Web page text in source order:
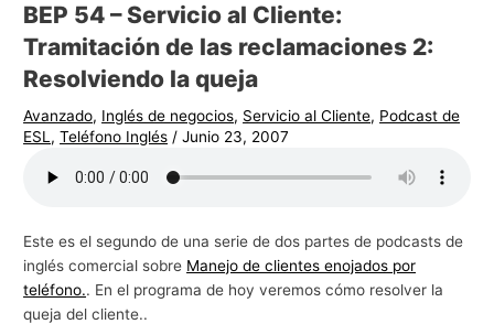
BEP 54 – Servicio al Cliente:
Tramitación de las reclamaciones 2:
Resolviendo la queja
Avanzado, Inglés de negocios, Servicio al Cliente, Podcast de
ESL ,Teléfono Inglés /Junio 23, 2007
Este es el segundo de una serie de dos partes de podcasts de
inglés comercial sobre Manejo de clientes enojados por
teléfono.. En el programa de hoy veremos cómo resolver la
queja del cliente..
d
e
n
e
g
i
o
s